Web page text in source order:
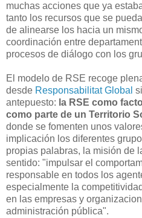
muchas acciones que ya
tanto los recursos que se
de alinearse los hacia un
coordinación entre
procesos de diálogo con los
El modelo de RSE recoge
desde Responsabilitat Global
antepuesto: la RSE como
como parte de un Territorio
donde se fomenten unos
implicación los diferentes
propias palabras, la misión de
sentido: "impulsar el
responsable en todos los
especialmente la
en las empresas y
administración pública".